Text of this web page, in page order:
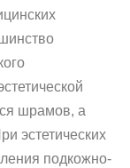
шрамов, а
эстетических
подкожно-